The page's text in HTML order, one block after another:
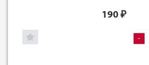
190 ₽
-